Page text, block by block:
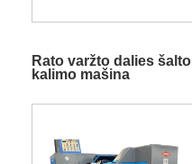
Rato varžto dalies šalto
kalimo mašina